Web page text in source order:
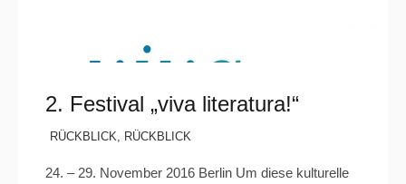
2. Festival „viva literatura!“
RÜCKBLICK, RÜCKBLICK
24. – 29. November 2016 Berlin Um diese kulturelle